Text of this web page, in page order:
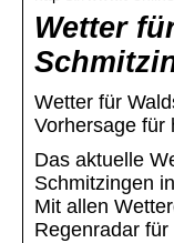
Wetter
Wetter für
Vorhersage für
Das aktuelle
Schmitzingen
Mit allen
Regenradar